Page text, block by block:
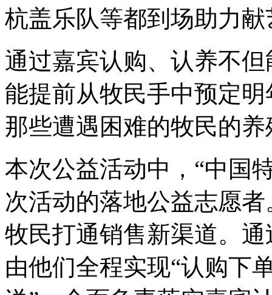
杭盖乐队等都到场助力
通过嘉宾认购、认养不
能提前从牧民手中预定
那些遭遇困难的牧民的
本次公益活动中，“中国
次活动的落地公益志愿
牧民打通销售新渠道。
由他们全程实现“认购下